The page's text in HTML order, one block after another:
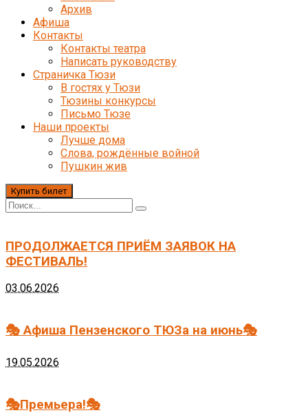
Архив
Афиша
Контакты
Контакты театра
Написать руководству
Страничка Тюзи
В гостях у Тюзи
Тюзины конкурсы
Письмо Тюзе
Наши проекты
Лучше дома
Слова, рождённые войной
Пушкин жив
Купить билет
ПРОДОЛЖАЕТСЯ ПРИЁМ ЗАЯВОК НА
ФЕСТИВАЛЬ!
03.06.2026
🎭 Афиша Пензенского ТЮЗа на июнь🎭
19.05.2026
🎭Премьера!🎭